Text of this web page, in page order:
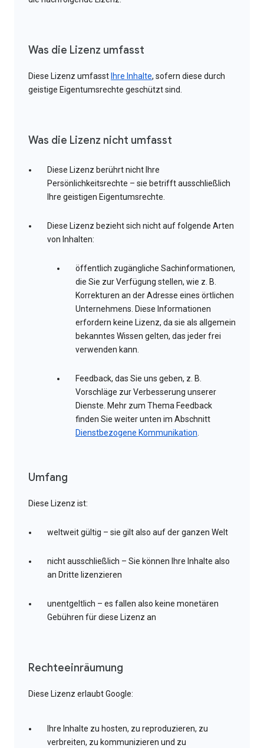
Was die Lizenz umfasst
Diese Lizenz umfasst Ihre Inhalte, sofern diese durch
geistige Eigentumsrechte geschützt sind.
Was die Lizenz nicht umfasst
Diese Lizenz berührt nicht Ihre
Persönlichkeitsrechte – sie betrifft ausschließlich
Ihre geistigen Eigentumsrechte.
Diese Lizenz bezieht sich nicht auf folgende Arten
von Inhalten:
öffentlich zugängliche Sachinformationen,
die Sie zur Verfügung stellen, wie z. B.
Korrekturen an der Adresse eines örtlichen
Unternehmens. Diese Informationen
erfordern keine Lizenz, da sie als allgemein
bekanntes Wissen gelten, das jeder frei
verwenden kann.
Feedback, das Sie uns geben, z. B.
Vorschläge zur Verbesserung unserer
Dienste. Mehr zum Thema Feedback
finden Sie weiter unten im Abschnitt
Dienstbezogene Kommunikation.
Umfang
Diese Lizenz ist:
weltweit gültig – sie gilt also auf der ganzen Welt
nicht ausschließlich – Sie können Ihre Inhalte also
an Dritte lizenzieren
unentgeltlich – es fallen also keine monetären
Gebühren für diese Lizenz an
Rechteeinräumung
Diese Lizenz erlaubt Google:
Ihre Inhalte zu hosten, zu reproduzieren, zu
verbreiten, zu kommunizieren und zu